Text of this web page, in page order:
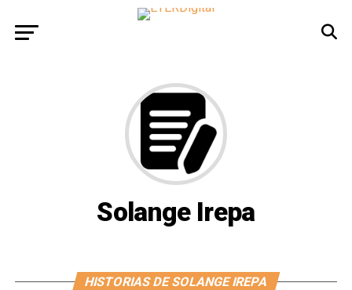
Solange Irepa
HISTORIAS DE SOLANGE IREPA